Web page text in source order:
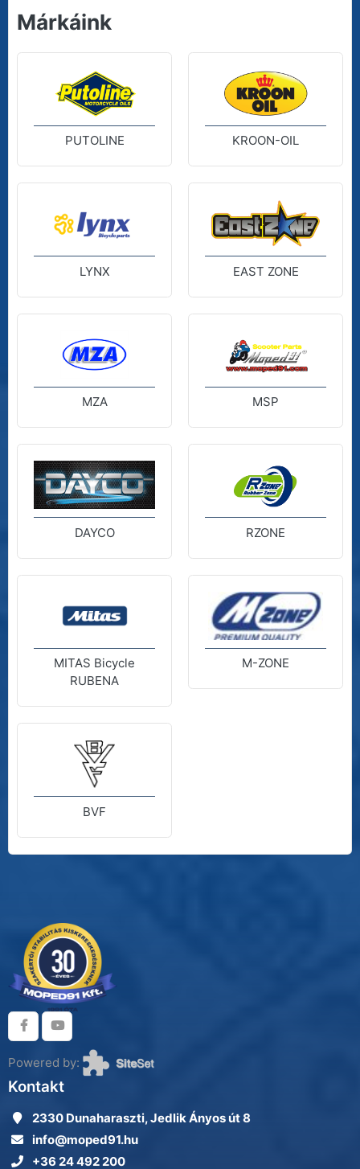
Márkáink
PUTOLINE KROON-OIL
LYNX EAST ZONE
MZA MSP
DAYCO RZONE
MITAS Bicycle
RUBENA
M-ZONE
BVF
Powered by:
Kontakt
2330 Dunaharaszti, Jedlik Ányos út 8
info@moped91.hu
+36 24 492 200